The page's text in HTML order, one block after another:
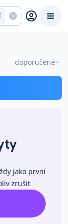
doporučené
jako první
zrušit